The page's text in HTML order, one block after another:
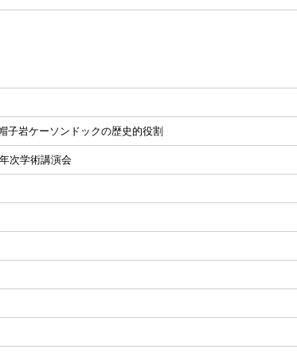
子岩ケーソンドックの歴史的役割
次学術講演会